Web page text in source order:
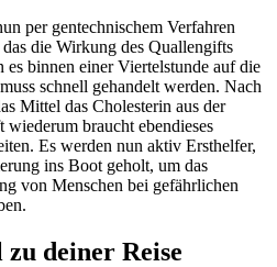
per gentechnischem Verfahren
die Wirkung des Quallengifts
binnen einer Viertelstunde auf die
schnell gehandelt werden. Nach
Mittel das Cholesterin aus der
braucht ebendieses
Es werden nun aktiv Ersthelfer,
ins Boot geholt, um das
von Menschen bei gefährlichen
deiner Reise